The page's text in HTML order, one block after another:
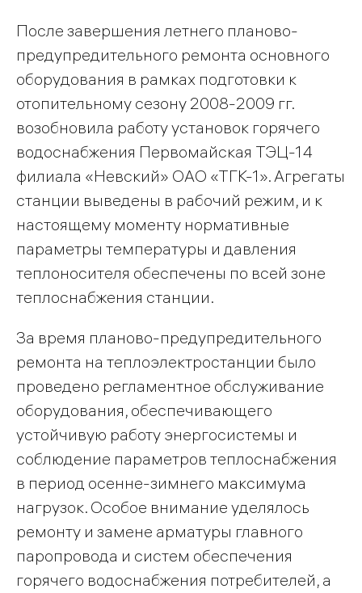
После завершения летнего планово-
предупредительного ремонта основного
оборудования в рамках подготовки к
отопительному сезону 2008-2009 гг.
возобновила работу установок горячего
водоснабжения Первомайская ТЭЦ-14
филиала «Невский» ОАО «ТГК-1». Агрегаты
станции выведены в рабочий режим, и к
настоящему моменту нормативные
параметры температуры и давления
теплоносителя обеспечены по всей зоне
теплоснабжения станции.
За время планово-предупредительного
ремонта на теплоэлектростанции было
проведено регламентное обслуживание
оборудования, обеспечивающего
устойчивую работу энергосистемы и
соблюдение параметров теплоснабжения
в период осенне-зимнего максимума
нагрузок. Особое внимание уделялось
ремонту и замене арматуры главного
паропровода и систем обеспечения
горячего водоснабжения потребителей, а